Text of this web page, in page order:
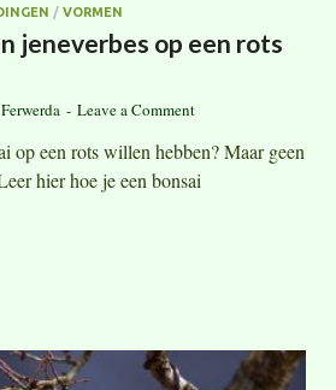
/ VORMEN
jeneverbes op een rots
- Leave a Comment
op een rots willen hebben? Maar geen
hier hoe je een bonsai